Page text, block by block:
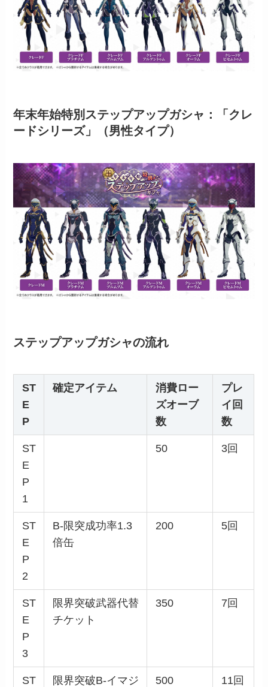
年末年始特別ステップアップガシャ：「クレ
ードシリーズ」（男性タイプ）
ステップアップガシャの流れ
ST
E
P
確定アイテム
消費ロー
ズオーブ
数
プレ
イ回
数
ST
E
P
1
50 3回
ST
E
P
2
B-限突成功率1.3
倍缶
200 5回
ST
E
P
3
限界突破武器代替
チケット
350 7回
ST
限界突破B-イマジ
500 11回